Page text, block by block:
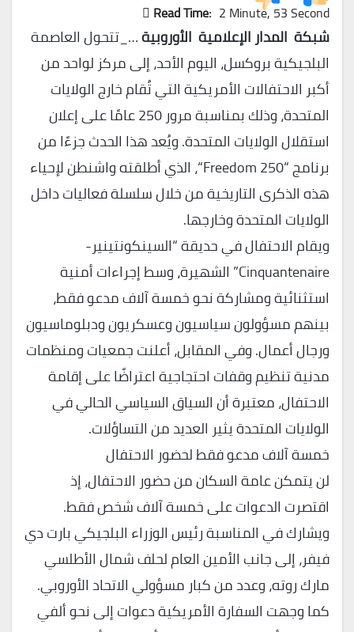
Read Time: 2 Minute, 53 Second
شبكة المدار الإعلامية الأوروبية…_تتحول العاصمة
البلجيكية بروكسل، اليوم الأحد، إلى مركز لواحد من
أكبر الاحتفالات الأمريكية التي تُقام خارج الولايات
المتحدة، وذلك بمناسبة مرور 250 عامًا على إعلان
استقلال الولايات المتحدة. ويُعد هذا الحدث جزءًا من
برنامج “Freedom 250“، الذي أطلقته واشنطن لإحياء
هذه الذكرى التاريخية من خلال سلسلة فعاليات داخل
الولايات المتحدة وخارجها.
ويقام الاحتفال في حديقة “السينكونتينير-
Cinquantenaire” الشهيرة، وسط إجراءات أمنية
استثنائية ومشاركة نحو خمسة آلاف مدعو فقط،
بينهم مسؤولون سياسيون وعسكريون ودبلوماسيون
ورجال أعمال. وفي المقابل، أعلنت جمعيات ومنظمات
مدنية تنظيم وقفات احتجاجية اعتراضًا على إقامة
الاحتفال، معتبرة أن السياق السياسي الحالي في
الولايات المتحدة يثير العديد من التساؤلات.
خمسة آلاف مدعو فقط لحضور الاحتفال
لن يتمكن عامة السكان من حضور الاحتفال، إذ
اقتصرت الدعوات على خمسة آلاف شخص فقط.
ويشارك في المناسبة رئيس الوزراء البلجيكي بارت دي
فيفر، إلى جانب الأمين العام لحلف شمال الأطلسي
مارك روته، وعدد من كبار مسؤولي الاتحاد الأوروبي.
كما وجهت السفارة الأمريكية دعوات إلى نحو ألفي